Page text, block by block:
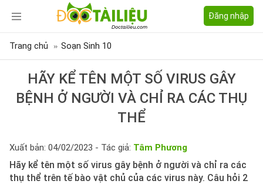
Đăng nhập
Trang chủ Soạn Sinh 10
HÃY KỂ TÊN MỘT SỐ VIRUS GÂY
BỆNH Ở NGƯỜI VÀ CHỈ RA CÁC THỤ
THỂ
Xuất bản: 04/02/2023 - Tác giả: Tâm Phương
Hãy kể tên một số virus gây bệnh ở người và chỉ ra các
thụ thể trên tế bào vật chủ của các virus này. Câu hỏi 2